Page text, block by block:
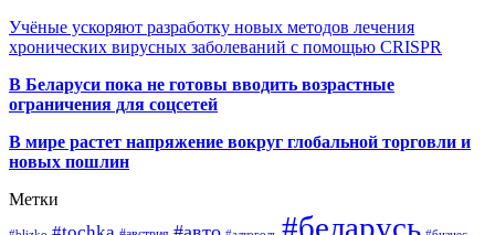
Учёные ускоряют разработку новых методов лечения
хронических вирусных заболеваний с помощью CRISPR
В Беларуси пока не готовы вводить возрастные
ограничения для соцсетей
В мире растет напряжение вокруг глобальной торговли и
новых пошлин
Метки
#беларусь